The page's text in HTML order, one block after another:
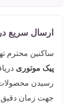
ارسال سریع
ساکنین محترم
پیک موتوری
رسیدن
جهت زمان دقیق